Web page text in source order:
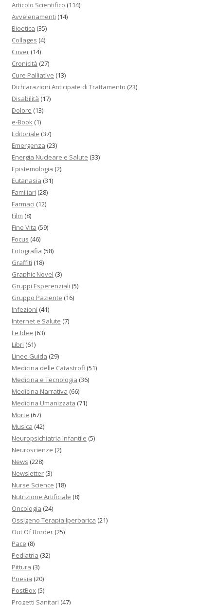
Articolo Scientifico (114)
Avvelenamenti (14)
Bioetica (35)
Collages (4)
Cover (14)
Cronicità (27)
Cure Palliative (13)
Dichiarazioni Anticipate di Trattamento (23)
Disabilità (17)
Dolore (13)
e-Book (1)
Editoriale (37)
Emergenza (23)
Energia Nucleare e Salute (33)
Epistemologia (2)
Eutanasia (31)
Familiari (28)
Farmaci (12)
Film (8)
Fine Vita (59)
Focus (46)
Fotografia (58)
Graffiti (18)
Graphic Novel (3)
Gruppi Esperenziali (5)
Gruppo Paziente (16)
Infezioni (41)
Internet e Salute (7)
Le Idee (63)
Libri (61)
Linee Guida (29)
Medicina delle Catastrofi (51)
Medicina e Tecnologia (36)
Medicina Narrativa (66)
Medicina Umanizzata (71)
Morte (67)
Musica (42)
Neuropsichiatria Infantile (5)
Neuroscienze (2)
News (228)
Newsletter (3)
Nurse Science (18)
Nutrizione Artificiale (8)
Oncologia (24)
Ossigeno Terapia Iperbarica (21)
Out Of Border (25)
Pace (8)
Pediatria (32)
Pittura (3)
Poesia (20)
PostBox (5)
Progetti Sanitari (47)